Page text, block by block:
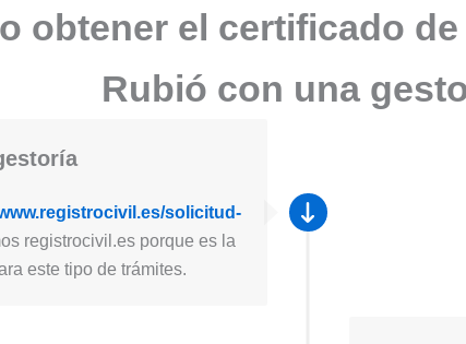
obtener el certificado
Rubió con una
solicitud-
registrocivil.es porque es la
este tipo de trámites.